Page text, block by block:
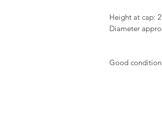
Good condition